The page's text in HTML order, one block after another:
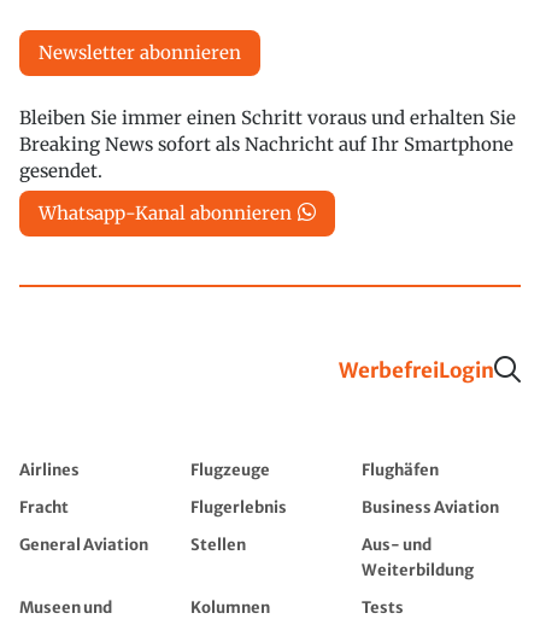
Newsletter abonnieren
Bleiben Sie immer einen Schritt voraus und erhalten Sie
Breaking News sofort als Nachricht auf Ihr Smartphone
gesendet.
Whatsapp-Kanal abonnieren
WerbefreiLogin
Airlines Flugzeuge
Flughäfen
Fracht
Flugerlebnis
Business Aviation
General Aviation
Stellen
Aus- und
Weiterbildung
Museen und
Kolumnen Tests